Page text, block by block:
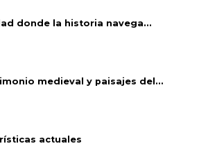
donde la historia navega...
medieval y paisajes del...
actuales